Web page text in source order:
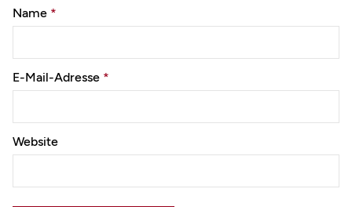
Name *
E-Mail-Adresse *
Website